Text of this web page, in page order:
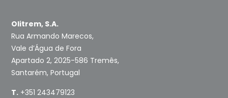
Olitrem, S.A.
Rua Armando Marecos,
Vale d’Água de Fora
Apartado 2, 2025-586 Tremês,
Santarém, Portugal
T. +351 243479123